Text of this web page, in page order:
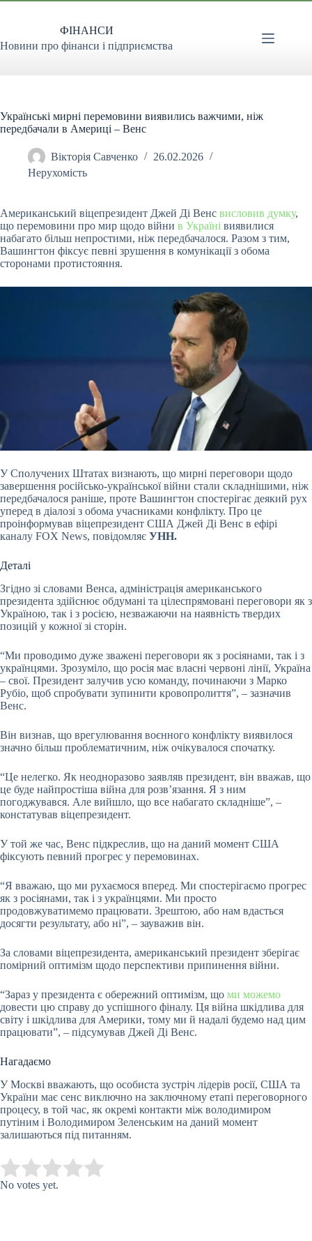
Перейти
ФІНАНСИ
Новини про фінанси і підприємства
Українські мирні перемовини виявились важчими, ніж
передбачали в Америці – Венс
Вікторія Савченко
26.02.2026
Нерухомість
Американський віцепрезидент Джей Ді Венс висловив думку,
що перемовини про мир щодо війни в Україні виявилися
набагато більш непростими, ніж передбачалося. Разом з тим,
Вашингтон фіксує певні зрушення в комунікації з обома
сторонами протистояння.
У Сполучених Штатах визнають, що мирні переговори щодо
завершення російсько-української війни стали складнішими, ніж
передбачалося раніше, проте Вашингтон спостерігає деякий рух
уперед в діалозі з обома учасниками конфлікту. Про це
проінформував віцепрезидент США Джей Ді Венс в ефірі
каналу FOX News, повідомляє УНН.
Деталі
Згідно зі словами Венса, адміністрація американського
президента здійснює обдумані та цілеспрямовані переговори як з
Україною, так і з росією, незважаючи на наявність твердих
позицій у кожної зі сторін.
“Ми проводимо дуже зважені переговори як з росіянами, так і з
українцями. Зрозуміло, що росія має власні червоні лінії, Україна
– свої. Президент залучив усю команду, починаючи з Марко
Рубіо, щоб спробувати зупинити кровопролиття”, – зазначив
Венс.
Він визнав, що врегулювання воєнного конфлікту виявилося
значно більш проблематичним, ніж очікувалося спочатку.
“Це нелегко. Як неодноразово заявляв президент, він вважав, що
це буде найпростіша війна для розв’язання. Я з ним
погоджувався. Але вийшло, що все набагато складніше”, –
констатував віцепрезидент.
У той же час, Венс підкреслив, що на даний момент США
фіксують певний прогрес у перемовинах.
“Я вважаю, що ми рухаємося вперед. Ми спостерігаємо прогрес
як з росіянами, так і з українцями. Ми просто
продовжуватимемо працювати. Зрештою, або нам вдасться
досягти результату, або ні”, – зауважив він.
За словами віцепрезидента, американський президент зберігає
помірний оптимізм щодо перспективи припинення війни.
“Зараз у президента є обережний оптимізм, що ми можемо
довести цю справу до успішного фіналу. Ця війна шкідлива для
світу і шкідлива для Америки, тому ми й надалі будемо над цим
працювати”, – підсумував Джей Ді Венс.
Нагадаємо
У Москві вважають, що особиста зустріч лідерів росії, США та
України має сенс виключно на заключному етапі переговорного
процесу, в той час, як окремі контакти між володимиром
путіним і Володимиром Зеленським на даний момент
залишаються під питанням.
Rate this item:
No votes yet.